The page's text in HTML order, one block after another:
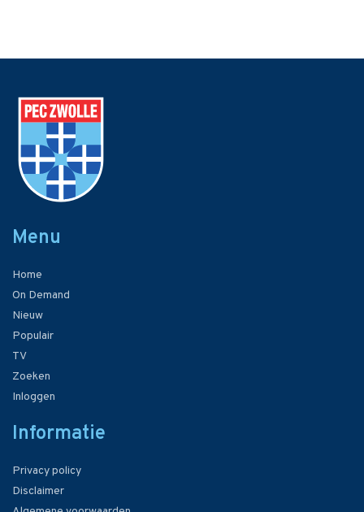
Menu
Home
On Demand
Nieuw
Populair
TV
Zoeken
Inloggen
Informatie
Privacy policy
Disclaimer